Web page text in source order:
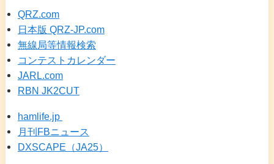
QRZ.com
日本版 QRZ-JP.com
無線局等情報検索
コンテストカレンダー
JARL.com
RBN JK2CUT
hamlife.jp
月刊FBニュース
DXSCAPE（JA25）